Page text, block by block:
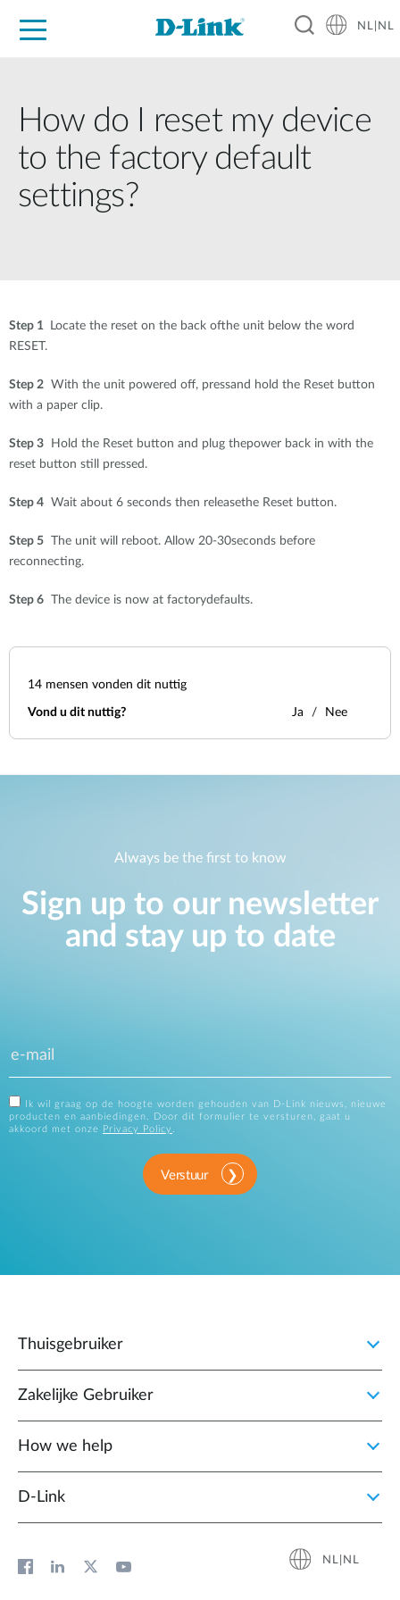
NL|NL
How do I reset my device
to the factory default
settings?
Step 1
Locate the reset on the back ofthe unit below the word
RESET.
Step 2 With the unit powered off, pressand hold the Reset button
with a paper clip.
Step 3 Hold the Reset button and plug thepower back in with the
reset button still pressed.
Step 4 Wait about 6 seconds then releasethe Reset button.
Step 5 The unit will reboot. Allow 20-30seconds before
reconnecting.
Step 6 The device is now at factorydefaults.
14 mensen vonden dit nuttig
Vond u dit nuttig? Ja Nee
Always be the first to know
Sign up to our newsletter
and stay up to date
Ik wil graag op de hoogte worden gehouden van D-Link nieuws, nieuwe
producten en aanbiedingen. Door dit formulier te versturen, gaat u
akkoord met onze
Privacy Policy .
Verstuur
Thuisgebruiker
Zakelijke Gebruiker
How we help
D‑Link
NL|NL